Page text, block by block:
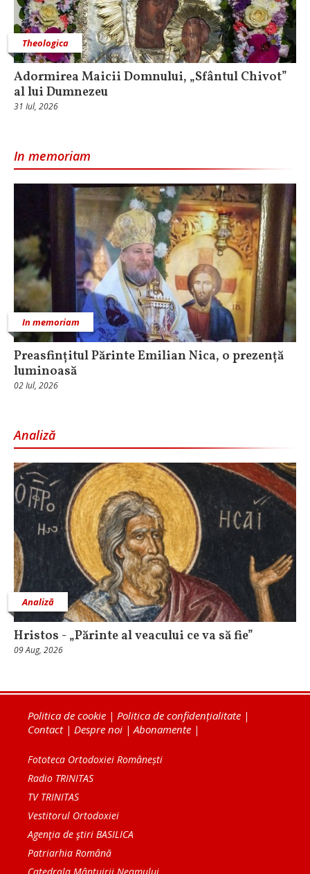
Theologica
Adormirea Maicii Domnului, „Sfântul Chivot”
al lui Dumnezeu
31 Iul, 2026
In memoriam
In memoriam
Preasfințitul Părinte Emilian Nica, o prezență
luminoasă
02 Iul, 2026
Analiză
Analiză
Hristos - „Părinte al veacului ce va să fie”
09 Aug, 2026
Politica de cookie | Politica de confidențialitate |
Contact| Despre noi | Abonamente |
Fototeca Ortodoxiei Românești
Radio TRINITAS
TV TRINITAS
Vestitorul Ortodoxiei
Agenţia de ştiri BASILICA
Patriarhia Română